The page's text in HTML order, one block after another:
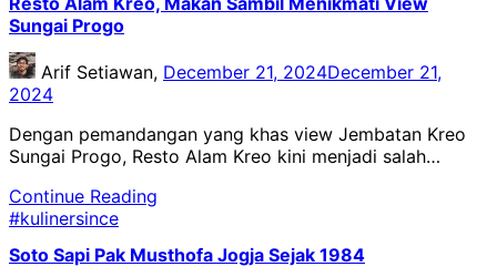
Sungai Progo
Arif Setiawan, December 21, 2024December 21,
2024
Dengan pemandangan yang khas view Jembatan Kreo
Sungai Progo, Resto Alam Kreo kini menjadi salah…
Continue Reading
#kulinersince
Soto Sapi Pak Musthofa Jogja Sejak 1984